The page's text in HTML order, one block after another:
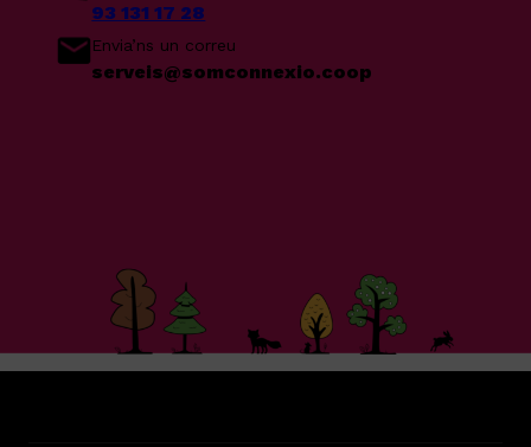
93 131 17 28
Envia’ns un correu
serveis@somconnexio.coop